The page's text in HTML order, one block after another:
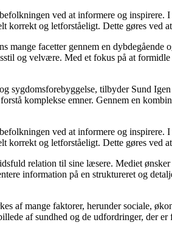
ved at informere og
korrekt og letforståeligt. Dette gøres
mange facetter gennem en
og velvære. Med et fokus på at
tilbyder Sund
komplekse emner. Gennem en
ved at informere og
korrekt og letforståeligt. Dette gøres
relation til sine læsere. Mediet
information på en struktureret og
af mange faktorer, herunder sociale,
af sundhed og de udfordringer, der